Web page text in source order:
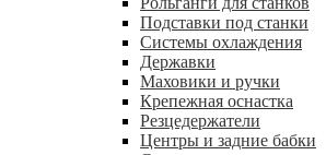
Подставки под станки
Системы охлаждения
Державки
Маховики и ручки
Крепежная оснастка
Резцедержатели
Центры и задние бабки